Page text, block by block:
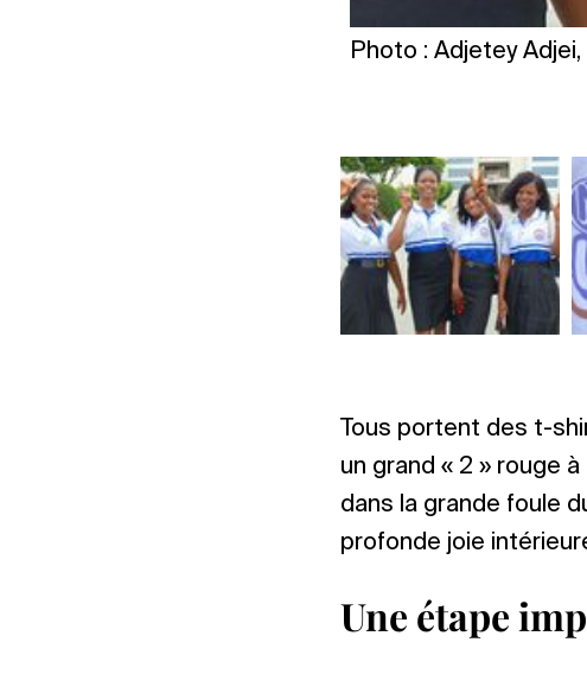
Photo : Adjetey Adjei,
Tous portent des t-
un grand « 2 » rouge
dans la grande foule
profonde joie
Une étape